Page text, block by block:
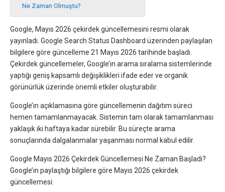
Ne Zaman Olmuştu?
Google, Mayıs 2026 çekirdek güncellemesini resmi olarak
yayınladı. Google Search Status Dashboard üzerinden paylaşılan
bilgilere göre güncelleme 21 Mayıs 2026 tarihinde başladı.
Çekirdek güncellemeler, Google’ın arama sıralama sistemlerinde
yaptığı geniş kapsamlı değişiklikleri ifade eder ve organik
görünürlük üzerinde önemli etkiler oluşturabilir.
Google’ın açıklamasına göre güncellemenin dağıtım süreci
hemen tamamlanmayacak. Sistemin tam olarak tamamlanması
yaklaşık iki haftaya kadar sürebilir. Bu süreçte arama
sonuçlarında dalgalanmalar yaşanması normal kabul edilir.
Google Mayıs 2026 Çekirdek Güncellemesi Ne Zaman Başladı?
Google’ın paylaştığı bilgilere göre Mayıs 2026 çekirdek
güncellemesi: